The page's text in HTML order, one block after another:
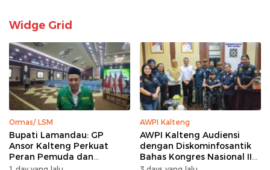
Widge Grid
Ormas/ LSM
Bupati Lamandau: GP
Ansor Kalteng Perkuat
Peran Pemuda dan
Penanganan Karhutla
AWPI Kalteng
AWPI Kalteng Audiensi
dengan Diskominfosantik
Bahas Kongres Nasional II
AWPI